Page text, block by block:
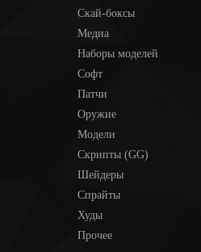
Скай-боксы
Медиа
Наборы моделей
Софт
Патчи
Оружие
Модели
Скрипты (GG)
Шейдеры
Спрайты
Худы
Прочее